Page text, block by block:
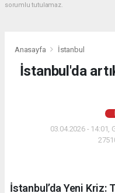
sorumlu tutulamaz.
Anasayfa İstanbul
İstanbul'da
03.04.2026 - 14:01,
İstanbul’da Yeni Kriz: